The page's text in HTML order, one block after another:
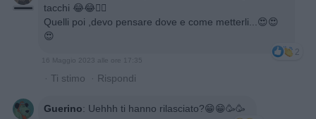
tacchi 😂😂✌🏻
Quelli poi ,devo pensare dove e come metterli...😍😍
😍
2
16 Maggio 2023 alle ore 17:35
· Ti stimo · Rispondi
Guerino: Uehhh ti hanno rilasciato?😁😁🥳🥳